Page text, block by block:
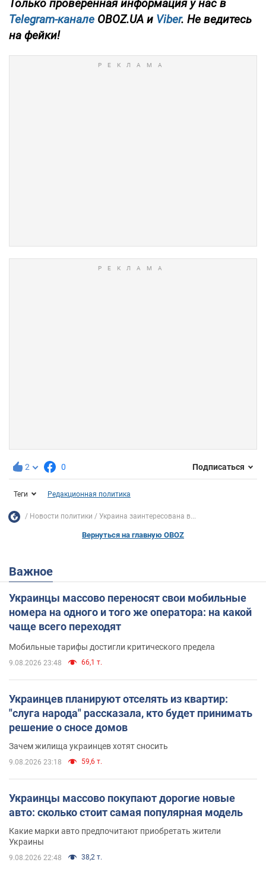
Только проверенная информация у нас в
Telegram-канале OBOZ.UA и Viber. Не ведитесь
на фейки!
2 0 Подписаться
Теги Редакционная политика
Новости политики Украина заинтересована в...
Вернуться на главную OBOZ
Важное
Украинцы массово переносят свои мобильные
номера на одного и того же оператора: на какой
чаще всего переходят
Мобильные тарифы достигли критического предела
9.08.2026 23:48 66,1 т.
Украинцев планируют отселять из квартир:
"слуга народа" рассказала, кто будет принимать
решение о сносе домов
Зачем жилища украинцев хотят сносить
9.08.2026 23:18 59,6 т.
Украинцы массово покупают дорогие новые
авто: сколько стоит самая популярная модель
Какие марки авто предпочитают приобретать жители
Украины
9.08.2026 22:48 38,2 т.